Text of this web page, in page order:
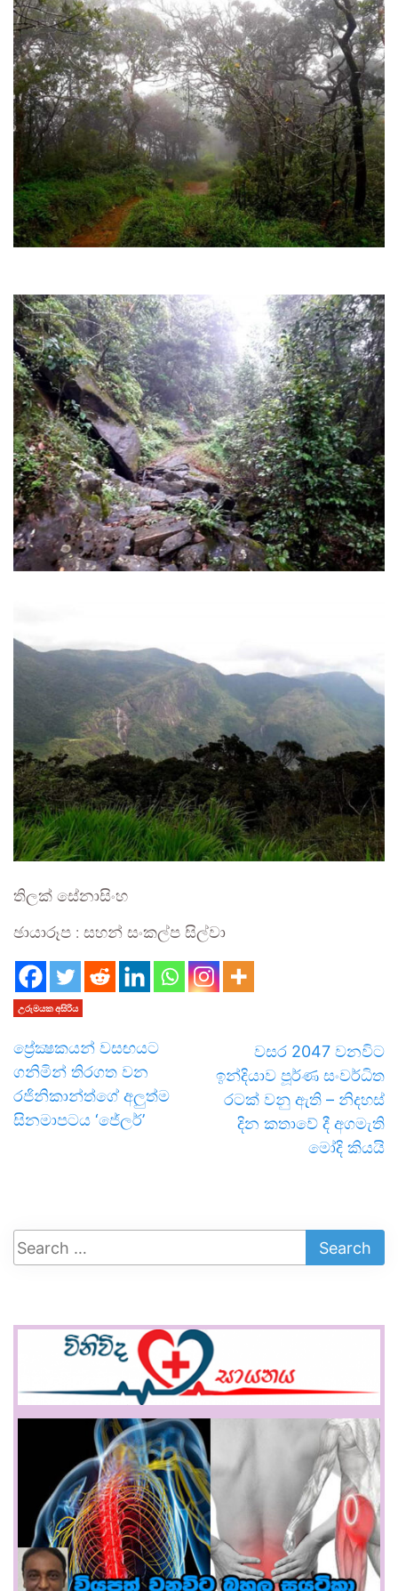
තිලක් සේනාසිංහ
ඡායාරූප : සහන් සංකල්ප සිල්වා
උරුමයක අසිරිය
ප්‍රේක්‍ෂකයන් වසඟයට
ගනිමින් තිරගත වන
රජිනිකාන්ත්ගේ අලුත්ම
සිනමාපටය ‘ජේලර්’
වසර 2047 වනවිට
ඉන්දියාව පූර්ණ සංවර්ධිත
රටක් වනු ඇති – නිදහස්
දින කතාවේ දී අගමැති
මෝදි කියයි